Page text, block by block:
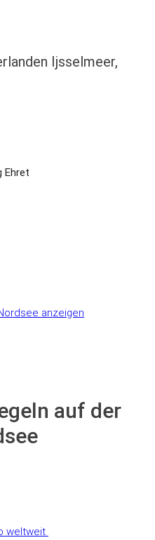
Ijsselmeer,
Ehret
anzeigen
auf der
weltweit